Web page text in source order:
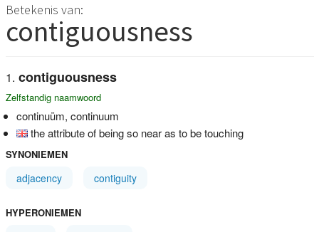
Betekenis van:
contiguousness
contiguousness
Zelfstandig naamwoord
continuüm, continuum
the attribute of being so near as to be touching
SYNONIEMEN
adjacency contiguity
HYPERONIEMEN